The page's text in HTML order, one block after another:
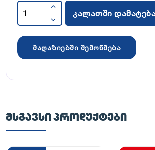
კალათში
მაღაზიებში შემოწმება
ᲛᲡᲒᲐᲕᲡᲘ ᲞᲠᲝᲓᲣᲥᲢᲔᲑᲘ